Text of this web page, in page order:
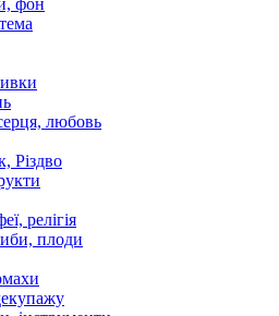
любовь
Різдво
релігія
плоди